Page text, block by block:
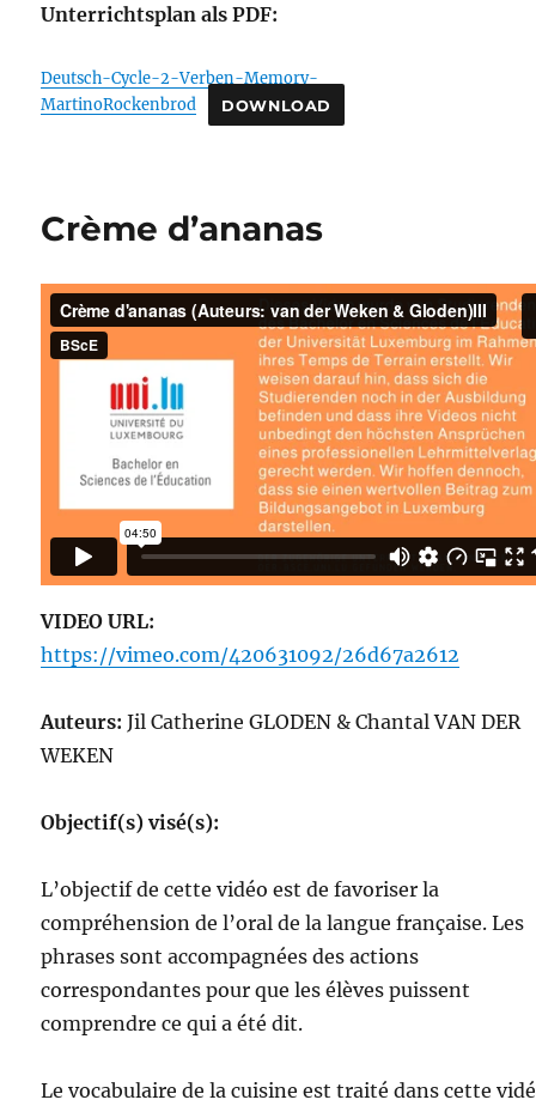
Unterrichtsplan als PDF:
Deutsch-Cycle-2-Verben-Memory-
MartinoRockenbrod
DOWNLOAD
Crème d’ananas
VIDEO URL:
https://vimeo.com/420631092/26d67a2612
Auteurs: Jil Catherine GLODEN & Chantal VAN DER
WEKEN
Objectif(s) visé(s):
L’objectif de cette vidéo est de favoriser la
compréhension de l’oral de la langue française. Les
phrases sont accompagnées des actions
correspondantes pour que les élèves puissent
comprendre ce qui a été dit.
Le vocabulaire de la cuisine est traité dans cette